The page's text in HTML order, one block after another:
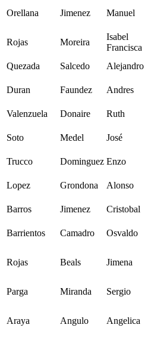
Orellana Jimenez Manuel
Rojas Moreira
Isabel
Francisca
Quezada Salcedo Alejandro
Duran
Faundez Andres
Valenzuela
Donaire Ruth
Soto
Medel José
Trucco Dominguez Enzo
Lopez Grondona Alonso
Barros
Jimenez Cristobal
Barrientos
Camadro Osvaldo
Rojas Beals Jimena
Parga Miranda Sergio
Araya Angulo Angelica